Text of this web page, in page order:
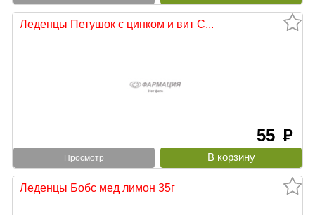
Леденцы Петушок с цинком и вит С...
55 руб
Просмотр
Леденцы Бобс мед лимон 35г